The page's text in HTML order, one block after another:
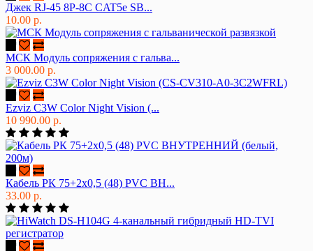
Джек RJ-45 8P-8C CAT5e SB...
10.00 р.
МСК Модуль сопряжения с гальва...
3 000.00 р.
Ezviz C3W Color Night Vision (...
10 990.00 р.
Кабель РК 75+2х0,5 (48) PVC ВН...
33.00 р.